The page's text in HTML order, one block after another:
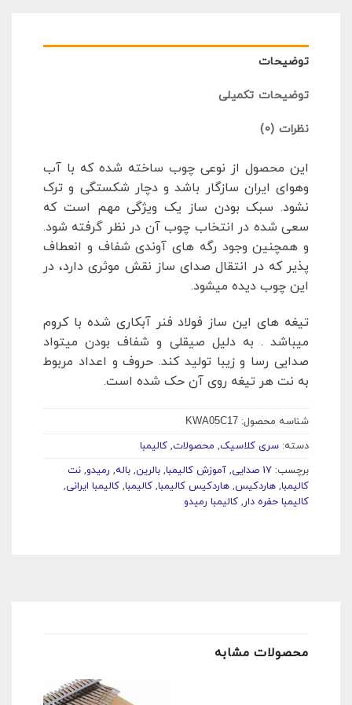
توضیحات
توضیحات تکمیلی
نظرات (0)
این محصول از نوعی چوب ساخته شده که با آب
وهوای ایران سازگار باشد و دچار شکستگی و ترک
نشود. سبک بودن ساز یک ویژگی مهم است که
سعی شده در انتخاب چوب آن در نظر گرفته شود.
و همچنین وجود رگه های آوندی شفاف و انعطاف
پذیر که در انتقال صدای ساز نقش موثری دارد، در
این چوب دیده میشود.
تیغه های این ساز فولاد فنر آبکاری شده با کروم
میباشد . به دلیل صیقلی و شفاف بودن میتواد
صدایی رسا و زیبا تولید کند. حروف و اعداد مربوط
به نت هر تیغه روی آن حک شده است.
شناسه محصول: KWA05C17
دسته: سری کلاسیک,محصولات,کالیمبا
برچسب: 17 صدایی ,آموزش کالیمبا,بالرین,باله,رمیدو,نت
کالیمبا,هاردکیس ,هاردکیس کالیمبا,کالیمبا,کالیمبا ایرانی,
کالیمبا حفره دار,کالیمبا رمیدو
محصولات مشابه